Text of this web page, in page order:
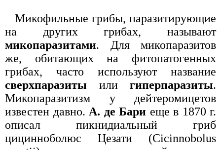
Микофильные грибы, паразитирующие
на других грибах, называют
микопаразитами. Для микопаразитов
же, обитающих на фитопатогенных
грибах, часто используют название
сверхпаразиты или гиперпаразиты.
Микопаразитизм у дейтеромицетов
известен давно. А. де Бари еще в 1870 г.
описал пикнидиальный гриб
цицинноболюс Цезати (Cicinnobolus